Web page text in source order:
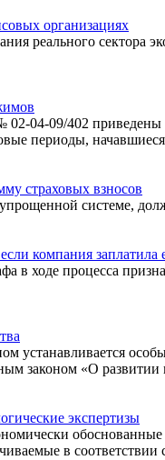
организациях
реального
04-09/402 приведены
периоды,
страховых взносов
системе,
компания заплатила
ходе процесса
устанавливается
законом «О
экспертизы
в